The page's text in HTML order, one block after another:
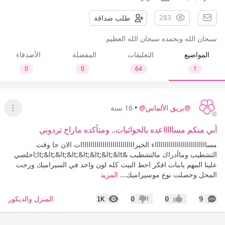
283 طلب صداقة
سبحان الله وبحمده سبحان الله العظيم
المواضيع
1
التعليقات
64
المفضلة
0
الأصدقاء
0
@بريق الألماس@ • 16 سنة
عرض
أبي منكم مساااااعده يالحوائيات.. ومتأكده ماراح تردوني
مسااااااااااااااااااااااااااء الخيرااااااااااااااااااااااااااات الان جا وقت
التشطيب وماأدراك مالتشطيب &lt;&lt;&lt;&lt;&lt;&lt;&lt;&lt;اخلصي
علينا المهم يابنات افكر احط البيت كله لون واحد في السيراميك ورحت
المحل وحصلت نوع موسيراميك... المزيد
9
التعليقات إعجاب0 عدم إعجاب
0
1K
المشاهدات المنزل والديكور